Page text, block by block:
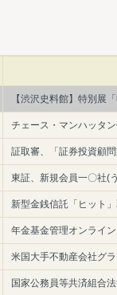
【渋沢史料館】特別展
チェース・マンハッタ
証取審、「証券投資顧
東証、新規会員一〇社(
新型金銭信託「ヒット
年金基金管理オンライ
米国大手不動産会社グ
国家公務員等共済組合